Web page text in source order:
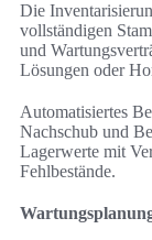
Die
vollständigen
und
Lösungen oder
Automatisiertes
Nachschub und
Lagerwerte mit
Fehlbestände.